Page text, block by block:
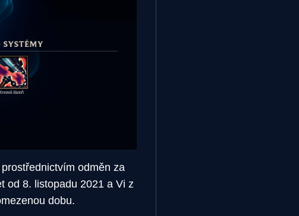
odměn za
od 8. listopadu 2021 a Vi z
dobu.